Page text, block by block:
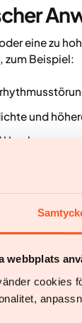
webbplats
cookies
eine zu
zum Beispiel:
und
zur
oder zu
beim
durch